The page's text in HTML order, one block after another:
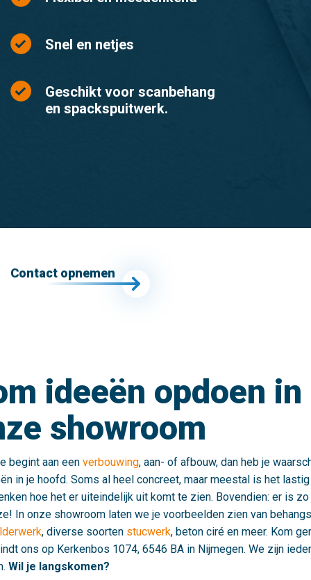
Snel en netjes
Geschikt voor scanbehang
en spackspuitwerk.
Contact opnemen
ideeën opdoen in
showroom
begint aan een verbouwing, aan- of afbouw, dan heb je
in je hoofd. Soms al heel concreet, maar meestal is het
hoe het er uiteindelijk uit komt te zien. Bovendien: er is
In onze showroom laten we je voorbeelden zien van
, diverse soorten stucwerk, beton ciré en meer. Kom
ons op Kerkenbos 1074, 6546 BA in Nijmegen. We zijn
Wil je langskomen?